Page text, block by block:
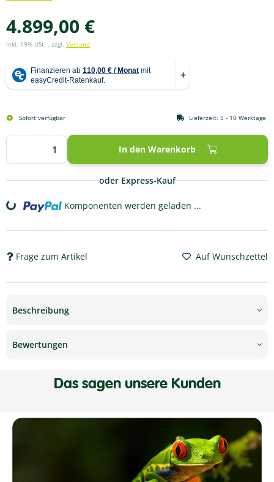
4.899,00 €
inkl. 19% USt. , zzgl. Versand
In den Warenkorb
Sofort verfügbar Lieferzeit: 5 - 10 Werktage
oder Express-Kauf
Loading... Komponenten werden geladen ...
Frage zum Artikel Auf Wunschzettel
Beschreibung
Bewertungen
Das sagen unsere Kunden